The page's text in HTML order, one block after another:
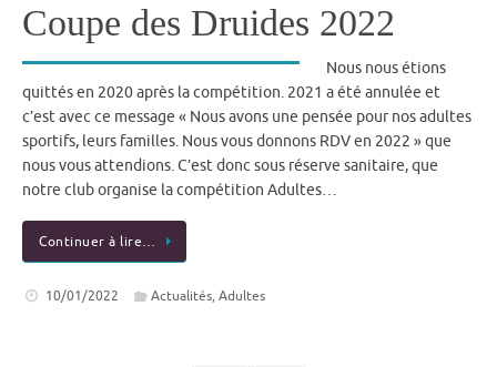
Coupe des Druides 2022
Nous nous étions
quittés en 2020 après la compétition. 2021 a été annulée et
c’est avec ce message « Nous avons une pensée pour nos adultes
sportifs, leurs familles. Nous vous donnons RDV en 2022 » que
nous vous attendions. C’est donc sous réserve sanitaire, que
notre club organise la compétition Adultes…
Continuer à lire…
10/01/2022 Actualités,Adultes